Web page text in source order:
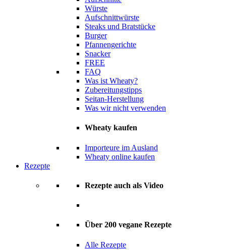
Würste
Aufschnittwürste
Steaks und Bratstücke
Burger
Pfannengerichte
Snacker
FREE
FAQ
Was ist Wheaty?
Zubereitungstipps
Seitan-Herstellung
Was wir nicht verwenden
Wheaty kaufen
Importeure im Ausland
Wheaty online kaufen
Rezepte
Rezepte auch als Video
Über 200 vegane Rezepte
Alle Rezepte